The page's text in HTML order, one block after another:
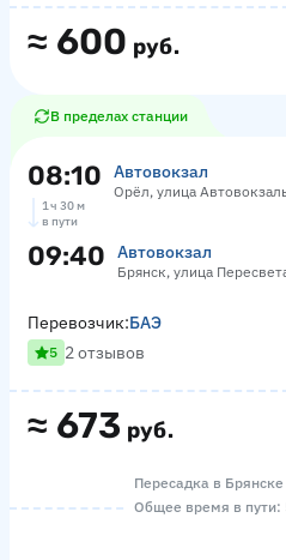
≈ 600 руб.
В пределах станции
08:10 Автовокзал
Орёл, улица
1 ч 30 м
в пути
09:40 Автовокзал
Брянск, улица
≈ 673 руб.
Перевозчик:БАЭ
5 2 отзывов
Пересадка в Брянске
Общее время в пути: